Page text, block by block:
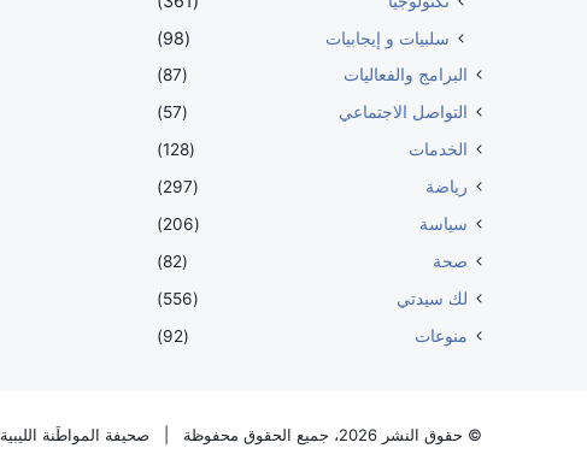
سلبيات و إيجابيات
(98)
البرامج والفعاليات
(87)
التواصل الاجتماعي
(57)
الخدمات
(128)
رياضة
(297)
سياسة
(206)
صحة
(82)
لك سيدتي
(556)
منوعات
(92)
© حقوق النشر 2026، جميع الحقوق محفوظة | صحيفة المواطَنة الليبية